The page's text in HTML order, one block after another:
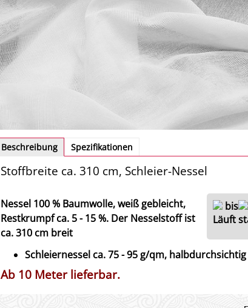
Beschreibung Spezifikationen
Stoffbreite ca. 310 cm, Schleier-Nessel
bis
Läuft
Nessel 100 % Baumwolle, weiß gebleicht,
Restkrumpf ca. 5 - 15 %. Der Nesselstoff ist
ca. 310 cm breit
Schleiernessel ca. 75 - 95 g/qm, halbdurchsichtig
Ab 10 Meter lieferbar.